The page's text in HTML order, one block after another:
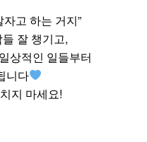
고 하는 거지”
잘 챙기고,
상적인 일들부터
니다
지 마세요!